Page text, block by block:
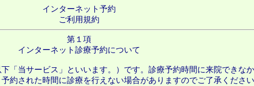
インターネット予約
ご利用規約
第１項
インターネット診療予約について
「当サービス」といいます。）です。診療予約時間に来院できな
約された時間に診療を行えない場合がありますのでご了承ください